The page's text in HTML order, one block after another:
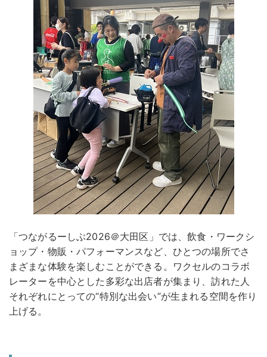
「つながるーしぶ2026＠大田区」では、飲食・ワークシ
ョップ・物販・パフォーマンスなど、ひとつの場所でさ
まざまな体験を楽しむことができる。ワクセルのコラボ
レーターを中心とした多彩な出店者が集まり、訪れた人
それぞれにとっての“特別な出会い”が生まれる空間を作り
上げる。